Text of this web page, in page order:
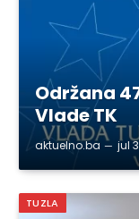
Održana
Vlade TK
aktuelno.ba jul
TUZLA